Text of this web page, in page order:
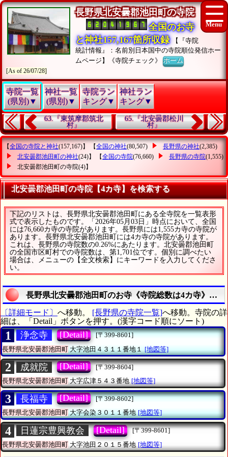
長野県北安曇郡池田町の寺院
全国のお寺
と神社157,167箇所収録
【『寺院
統計情報』：名前別日本国中の寺院順位発信ホー
ムページ】《寺院チェック》ホーム
[As of 26/07/28]
寺院一覧
(県別)▼
神社一覧
(県別)▼
寺院ラン
キング▼
神社ラン
キング▼
63.『東筑摩郡筑北
村』
65.『北安曇郡松川
村』
【全国の寺院と神社(157,167)】 【全国の神社(80,507) 長野県の神社(2,385)
北安曇郡池田町の神社(24)】 【全国の寺院(76,660) 長野県の寺院(1,555)
北安曇郡池田町の寺院(4)】
北安曇郡池田町の寺院【4カ寺】を検索する
下記のリストは、長野県北安曇郡池田町にある全寺院を一覧表形
式で表示したものです。「2026年05月03日」時点において、全国
には76,660カ寺の寺院があります。長野県には1,555カ寺の寺院が
あります。長野県北安曇郡池田町には4カ寺の寺院があります。
これは、長野県の寺院数の0.26%にあたります。北安曇郡池田町
の全国市区町村での寺院数は、第1,701位です。個別に調べたい
場合は、メニューの【全文検索】にキーワードを入力してくださ
い。
長野県北安曇郡池田町のお寺《寺院総数は4カ寺》の統
〔詳細モード〕 へ移動。 [長野県の寺院一覧]へ移動。寺院の詳
細は、「Detail」ボタンを押す。(漢字コード順にソート)
1 浄念寺 [Detail]
[〒399-8601]
長野県北安曇郡池田町大字池田４３１１番地１ [地図等]
2 成就院 [Detail]
[〒399-8604]
長野県北安曇郡池田町大字広津５４３番地 [地図等]
3 長福寺 [Detail]
[〒399-8602]
長野県北安曇郡池田町大字会染３０１１番地 [地図等]
4 日蓮宗豊興教会 [Detail]
[〒399-8601]
長野県北安曇郡池田町 大字池田２０１５番地 [地図等]